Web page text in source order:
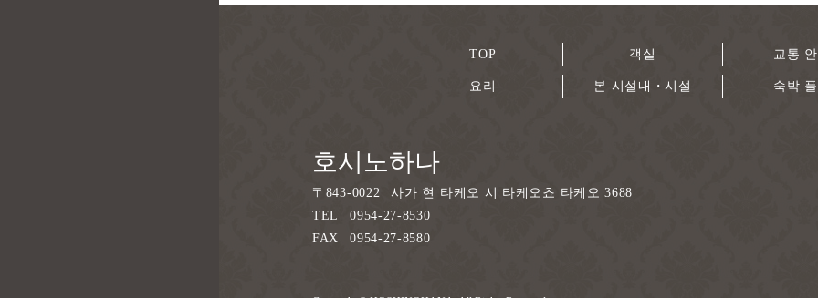
TOP
요리
객실
본 시설내・시설
교통 안
숙박
호시노하나
〒 843-0022
사가 현 타케오 시 타케오쵸 타케오 3688
TEL
0954-27-8530
FAX
0954-27-8580